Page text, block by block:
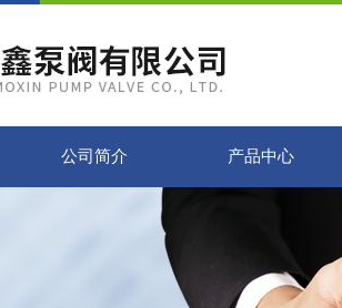
公司简介 产品中心